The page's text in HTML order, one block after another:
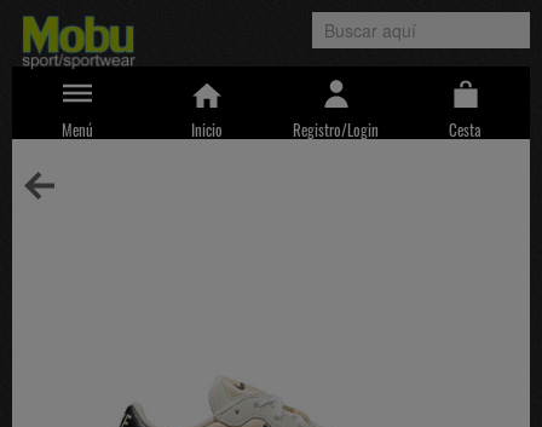
Menú Inicio Registro/Login Cesta